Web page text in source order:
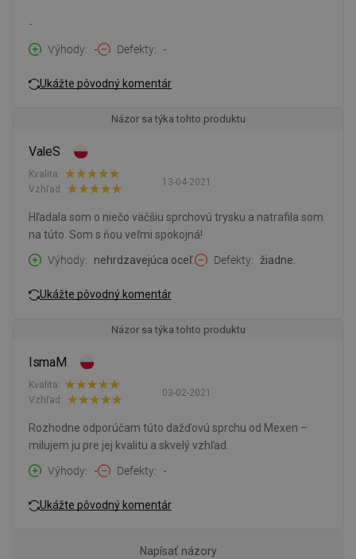
-
Výhody
- Defekty -
Ukážte pôvodný komentár
Názor sa týka tohto produktu
ValeS
13-04-2021
Kvalita:
Vzhľad:
Hľadala som o niečo väčšiu sprchovú trysku a natrafila som
na túto. Som s ňou veľmi spokojná!
Výhody
nehrdzavejúca oceľ. Defekty žiadne.
Ukážte pôvodný komentár
Názor sa týka tohto produktu
IsmaM
03-02-2021
Kvalita:
Vzhľad:
Rozhodne odporúčam túto dažďovú sprchu od Mexen –
milujem ju pre jej kvalitu a skvelý vzhľad.
Výhody
- Defekty -
Ukážte pôvodný komentár
Napísať názory